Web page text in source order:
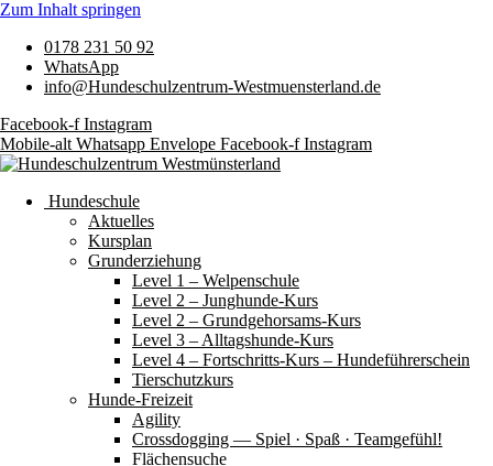
Zum Inhalt springen
0178 231 50 92
WhatsApp
info@Hundeschulzentrum-Westmuensterland.de
Facebook-f Instagram
Mobile-alt Whatsapp Envelope Facebook-f Instagram
Hundeschule
Aktuelles
Kursplan
Grunderziehung
Level 1 – Welpenschule
Level 2 – Junghunde-Kurs
Level 2 – Grundgehorsams-Kurs
Level 3 – Alltagshunde-Kurs
Level 4 – Fortschritts-Kurs – Hundeführerschein
Tierschutzkurs
Hunde-Freizeit
Agility
Crossdogging — Spiel · Spaß · Teamgefühl!
Flächensuche